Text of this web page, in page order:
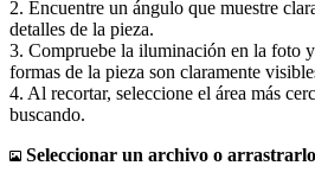
2. Encuentre un ángulo que muestre
detalles de la pieza.
3. Compruebe la iluminación en la foto y
formas de la pieza son claramente
4. Al recortar, seleccione el área más
buscando.
Seleccionar un archivo o